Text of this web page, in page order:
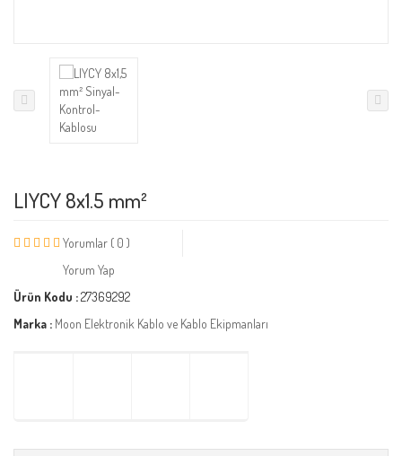
LIYCY 8x1.5 mm²
Yorumlar ( 0 )
Yorum Yap
Ürün Kodu :27369292
Marka : Moon Elektronik Kablo ve Kablo Ekipmanları